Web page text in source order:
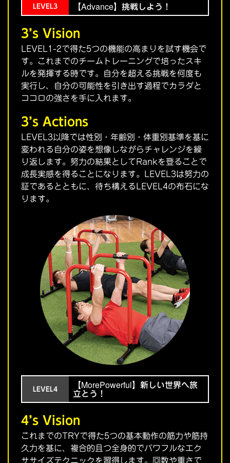
LEVEL3 【Advance】挑戦しよう！
3’s Vision
LEVEL1-2で得た5つの機能の高まりを試す機会で
す。これまでのチームトレーニングで培ったスキ
ルを発揮する時です。自分を超える挑戦を何度も
実行し、自分の可能性を引き出す過程でカラダと
ココロの強さを手に入れます。
3’s Actions
LEVEL3以降では性別・年齢別・体重別基準を基に
変われる自分の姿を想像しながらチャレンジを繰
り返します。努力の結果としてRankを登ることで
成長実感を得ることになります。LEVEL3は努力の
証であるとともに、待ち構えるLEVEL4の布石にな
ります。
LEVEL4 【MorePowerful】新しい世界へ旅
立とう！
4’s Vision
これまでのTRYで得た5つの基本動作の筋力や筋持
久力を基に、複合的且つ全身的でパワフルなエク
ササイズテクニックを習得します。回数や重さで